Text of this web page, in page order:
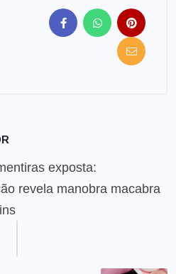
exposta:
revela manobra macabra